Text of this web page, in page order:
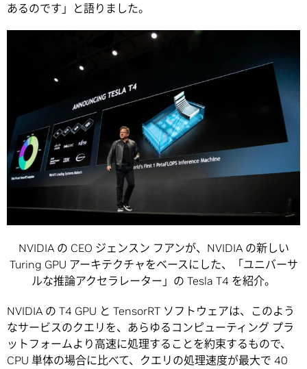
あるのです」と語りました。
NVIDIA の CEO ジェンスン フアンが、NVIDIA の新しい
Turing GPU アーキテクチャをベースにした、「ユニバーサ
ルな推論アクセラレーター」の Tesla T4 を紹介。
NVIDIA の T4 GPU と TensorRT ソフトウェアは、このよう
なサービスのクエリを、あらゆるコンピューティング プラ
ットフォームより高速に処理することを約束するもので、
CPU 単体の場合に比べて、クエリの処理速度が最大で 40